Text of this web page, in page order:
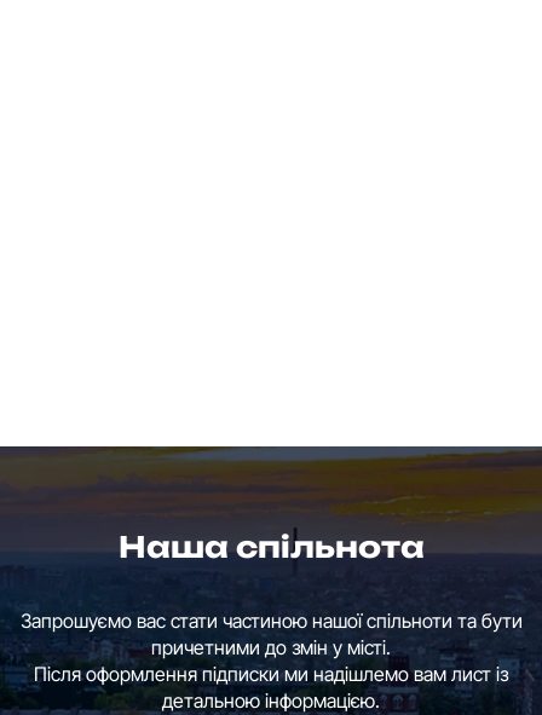
Наша спільнота
Запрошуємо вас стати частиною нашої спільноти та бути
причетними до змін у місті.
Після оформлення підписки ми надішлемо вам лист із
детальною інформацією.